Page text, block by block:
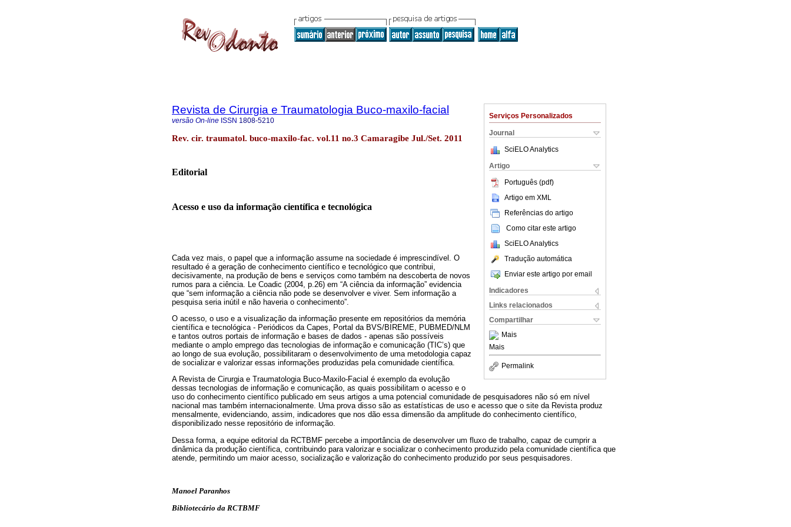
Serviços Personalizados
Journal
SciELO Analytics
Artigo
Português (pdf)
Artigo em XML
Referências do artigo
Como citar este artigo
SciELO Analytics
Tradução automática
Enviar este artigo por email
Indicadores
Links relacionados
Compartilhar
Mais
Mais
Permalink
Revista de Cirurgia e Traumatologia Buco-maxilo-facial
versão On-line ISSN 1808-5210
Rev. cir. traumatol. buco-maxilo-fac. vol.11 no.3 Camaragibe Jul./Set. 2011
Editorial
Acesso e uso da informação científica e tecnológica
Cada vez mais, o papel que a informação assume na sociedade é imprescindível. O
resultado é a geração de conhecimento científico e tecnológico que contribui,
decisivamente, na produção de bens e serviços como também na descoberta de novos
rumos para a ciência. Le Coadic (2004, p.26) em “A ciência da informação” evidencia
que “sem informação a ciência não pode se desenvolver e viver. Sem informação a
pesquisa seria inútil e não haveria o conhecimento”.
O acesso, o uso e a visualização da informação presente em repositórios da memória
científica e tecnológica - Periódicos da Capes, Portal da BVS/BIREME, PUBMED/NLM
e tantos outros portais de informação e bases de dados - apenas são possíveis
mediante o amplo emprego das tecnologias de informação e comunicação (TIC’s) que
ao longo de sua evolução, possibilitaram o desenvolvimento de uma metodologia capaz
de socializar e valorizar essas informações produzidas pela comunidade científica.
A Revista de Cirurgia e Traumatologia Buco-Maxilo-Facial é exemplo da evolução
dessas tecnologias de informação e comunicação, as quais possibilitam o acesso e o
uso do conhecimento científico publicado em seus artigos a uma potencial comunidade de pesquisadores não só em nível
nacional mas também internacionalmente. Uma prova disso são as estatísticas de uso e acesso que o site da Revista produz
mensalmente, evidenciando, assim, indicadores que nos dão essa dimensão da amplitude do conhecimento científico,
disponibilizado nesse repositório de informação.
Dessa forma, a equipe editorial da RCTBMF percebe a importância de desenvolver um fluxo de trabalho, capaz de cumprir a
dinâmica da produção científica, contribuindo para valorizar e socializar o conhecimento produzido pela comunidade científica que
atende, permitindo um maior acesso, socialização e valorização do conhecimento produzido por seus pesquisadores.
Manoel Paranhos
Bibliotecário da RCTBMF